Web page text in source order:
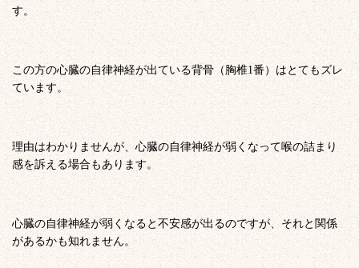
す。
この方の心臓の自律神経が出ている背骨（胸椎1番）はとてもズレ
ています。
理由はわかりませんが、心臓の自律神経が弱くなって喉の詰まり
感を訴える場合もあります。
心臓の自律神経が弱くなると不安感が出るのですが、それと関係
があるかも知れません。